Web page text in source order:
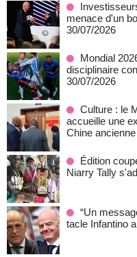
menace d'un
30/07/2026
Mondial
disciplinaire
30/07/2026
Culture : le
accueille une
Chine ancienne
Édition
Niarry Tally
“Un
tacle Infantino